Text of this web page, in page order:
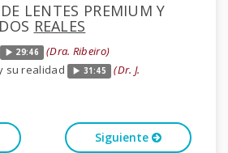
LENTES PREMIUM Y
REALES
29:46
(Dra. Ribeiro)
su realidad
31:45
(Dr. J.
Siguiente